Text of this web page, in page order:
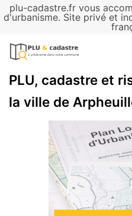
plu-cadastre.fr vous
d'urbanisme. Site privé et
Aller
contenu
PLU, cadastre et
la ville de